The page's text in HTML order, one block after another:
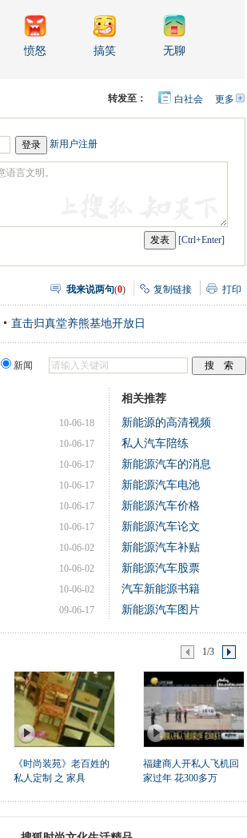
愤怒 搞笑 无聊
更多开
转发至： 白社会
新用户注册
[Ctrl+Enter]
我来说两句(0) 复制链接 打印
直击归真堂养熊基地开放日
新闻
10-06-18
10-06-17
10-06-17
10-06-17
10-06-17
10-06-17
10-06-02
10-06-02
10-06-02
09-06-17
相关推荐
新能源的高清视频
私人汽车陪练
新能源汽车的消息
新能源汽车电池
新能源汽车价格
新能源汽车论文
新能源汽车补贴
新能源汽车股票
汽车新能源书籍
新能源汽车图片
1/3
《时尚装苑》老百姓的
私人定制 之 家具
福建商人开私人飞机回
家过年 花300多万